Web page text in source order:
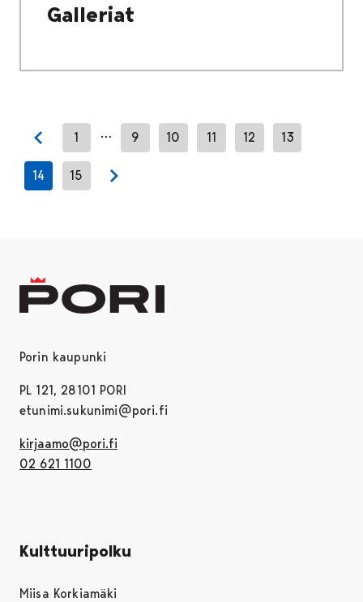
Galleriat
Previous page
1 … 9 10 11 12 13
14 15
Porin kaupunki
PL 121, 28101 PORI
etunimi.sukunimi@pori.fi
kirjaamo@pori.fi
02 621 1100
Kulttuuripolku
Miisa Korkiamäki